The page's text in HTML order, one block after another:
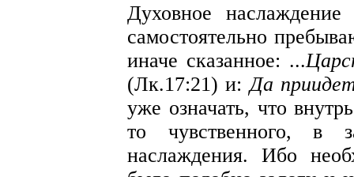
Духовное
самостоятельно
иначе сказанное: ...
(Лк.17:21) и:Да
уже означать, что
то чувственного, в
наслаждения. Ибо